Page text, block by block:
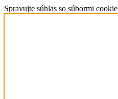
Spravujte súhlas so súbormi cookie